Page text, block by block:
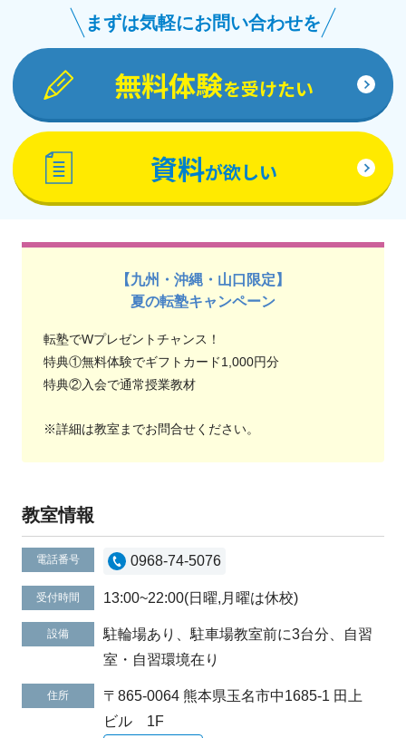
まずは気軽にお問い合わせを
無料体験を受けたい
資料が欲しい
【九州・沖縄・山口限定】
夏の転塾キャンペーン
転塾でWプレゼントチャンス！
特典①無料体験でギフトカード1,000円分
特典②入会で通常授業教材
※詳細は教室までお問合せください。
教室情報
電話番号 0968-74-5076
受付時間 13:00~22:00(日曜,月曜は休校)
設備
駐輪場あり、駐車場教室前に3台分、自習
室・自習環境在り
住所
〒865-0064 熊本県玉名市中1685-1 田上
ビル 1F